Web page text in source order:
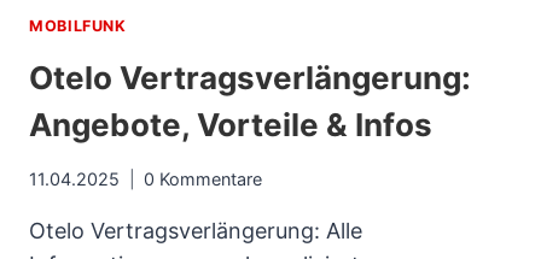
IM
VERGLEICH
MOBILFUNK
Otelo Vertragsverlängerung:
Angebote, Vorteile & Infos
11.04.2025 0 Kommentare
Otelo Vertragsverlängerung: Alle